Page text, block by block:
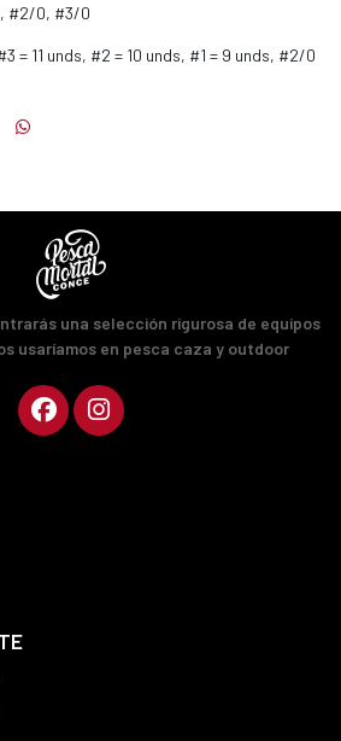
#2/0, #3/0
= 11 unds, #2 = 10 unds, #1 = 9 unds, #2/0
una selección rigurosa de equipos
usaríamos en pesca caza y outdoor